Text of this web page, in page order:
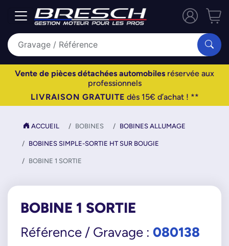
Vente de pièces détachées automobiles réservée aux
professionnels
LIVRAISON GRATUITE dès 15€ d’achat ! **
ACCUEIL BOBINES BOBINES ALLUMAGE
BOBINES SIMPLE-SORTIE HT SUR BOUGIE
BOBINE 1 SORTIE
BOBINE 1 SORTIE
Référence / Gravage : 080138